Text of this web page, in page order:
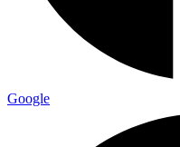
Google